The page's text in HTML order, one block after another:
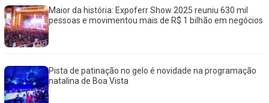
Maior da história: Expoferr Show 2025 reuniu 630 mil
pessoas e movimentou mais de R$ 1 bilhão em negócios
Pista de patinação no gelo é novidade na programação
natalina de Boa Vista